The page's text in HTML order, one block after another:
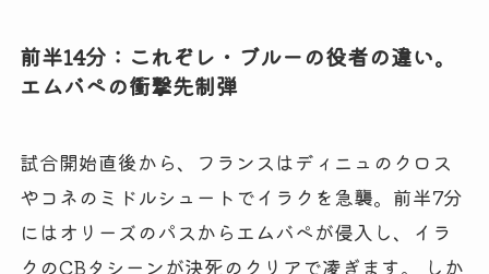
前半14分：これぞレ・ブルーの役者の違い。
エムバペの衝撃先制弾
試合開始直後から、フランスはディニュのクロス
やコネのミドルシュートでイラクを急襲。前半7分
にはオリーズのパスからエムバペが侵入し、イラ
クのCBタシーンが決死のクリアで凌ぎます。 しか